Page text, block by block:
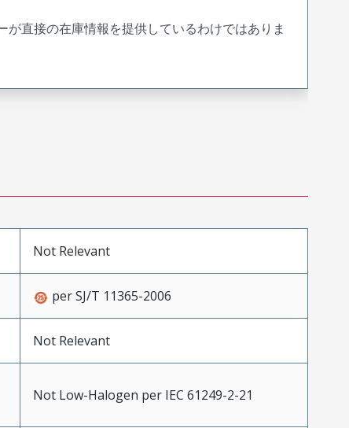
が直接の在庫情報を提供しているわけではありま
Not Relevant
per SJ/T 11365-2006
Not Relevant
Not Low-Halogen per IEC 61249-2-21